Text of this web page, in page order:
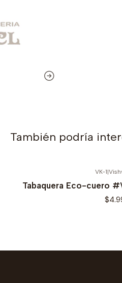
También podría
VK-1|
Tabaquera Eco-cuero